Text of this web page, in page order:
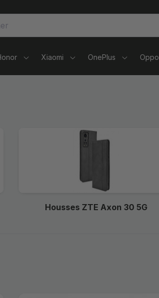
smartphones et tablettes
Xiaomi OnePlus Oppo
Housses ZTE Axon 30 5G